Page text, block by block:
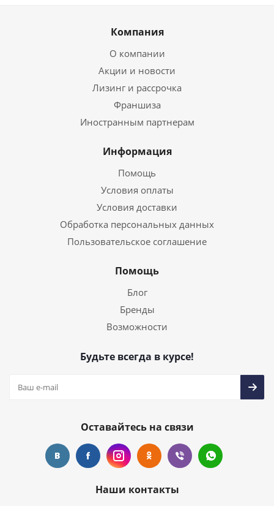
Компания
О компании
Акции и новости
Лизинг и рассрочка
Франшиза
Иностранным партнерам
Информация
Помощь
Условия оплаты
Условия доставки
Обработка персональных данных
Пользовательское соглашение
Помощь
Блог
Бренды
Возможности
Будьте всегда в курсе!
Оставайтесь на связи
Наши контакты